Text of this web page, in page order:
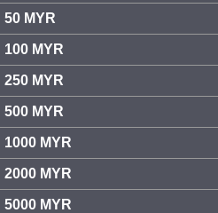
50 MYR
100 MYR
250 MYR
500 MYR
1000 MYR
2000 MYR
5000 MYR